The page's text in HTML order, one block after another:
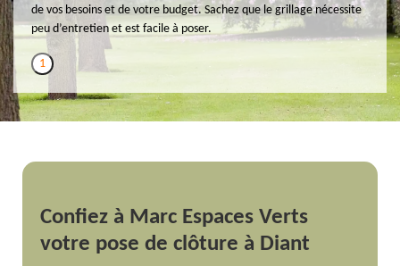
de vos besoins et de votre budget. Sachez que le grillage nécessite
peu d’entretien et est facile à poser.
1
Confiez à Marc Espaces Verts
votre pose de clôture à Diant